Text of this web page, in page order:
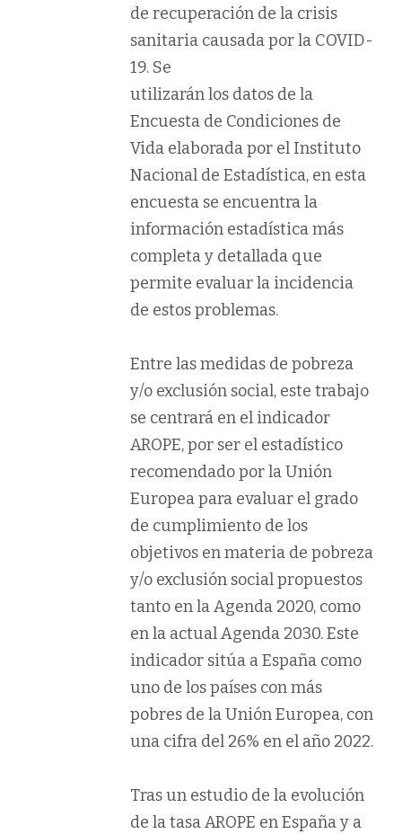
de recuperación de la crisis
sanitaria causada por la COVID-
19. Se
utilizarán los datos de la
Encuesta de Condiciones de
Vida elaborada por el Instituto
Nacional de Estadística, en esta
encuesta se encuentra la
información estadística más
completa y detallada que
permite evaluar la incidencia
de estos problemas.
Entre las medidas de pobreza
y/o exclusión social, este trabajo
se centrará en el indicador
AROPE, por ser el estadístico
recomendado por la Unión
Europea para evaluar el grado
de cumplimiento de los
objetivos en materia de pobreza
y/o exclusión social propuestos
tanto en la Agenda 2020, como
en la actual Agenda 2030. Este
indicador sitúa a España como
uno de los países con más
pobres de la Unión Europea, con
una cifra del 26% en el año 2022.
Tras un estudio de la evolución
de la tasa AROPE en España y a